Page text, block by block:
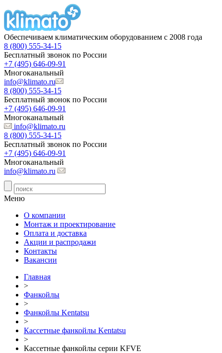
Обеспечиваем климатическим оборудованием с 2008 года
8 (800) 555-34-15
Бесплатный звонок по России
+7 (495) 646-09-91
Многоканальный
info@klimato.ru
8 (800) 555-34-15
Бесплатный звонок по России
+7 (495) 646-09-91
Многоканальный
info@klimato.ru
8 (800) 555-34-15
Бесплатный звонок по России
+7 (495) 646-09-91
Многоканальный
info@klimato.ru
Меню
О компании
Монтаж и проектирование
Оплата и доставка
Акции и распродажи
Контакты
Вакансии
Главная
>
Фанкойлы
>
Фанкойлы Kentatsu
>
Кассетные фанкойлы Kentatsu
>
Кассетные фанкойлы серии KFVE